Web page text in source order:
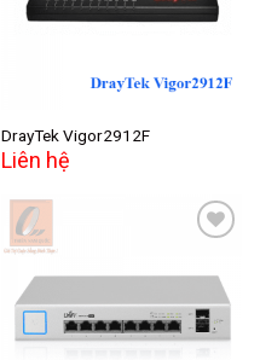
DrayTek Vigor2912F
Liên hệ
Add to
wishlist